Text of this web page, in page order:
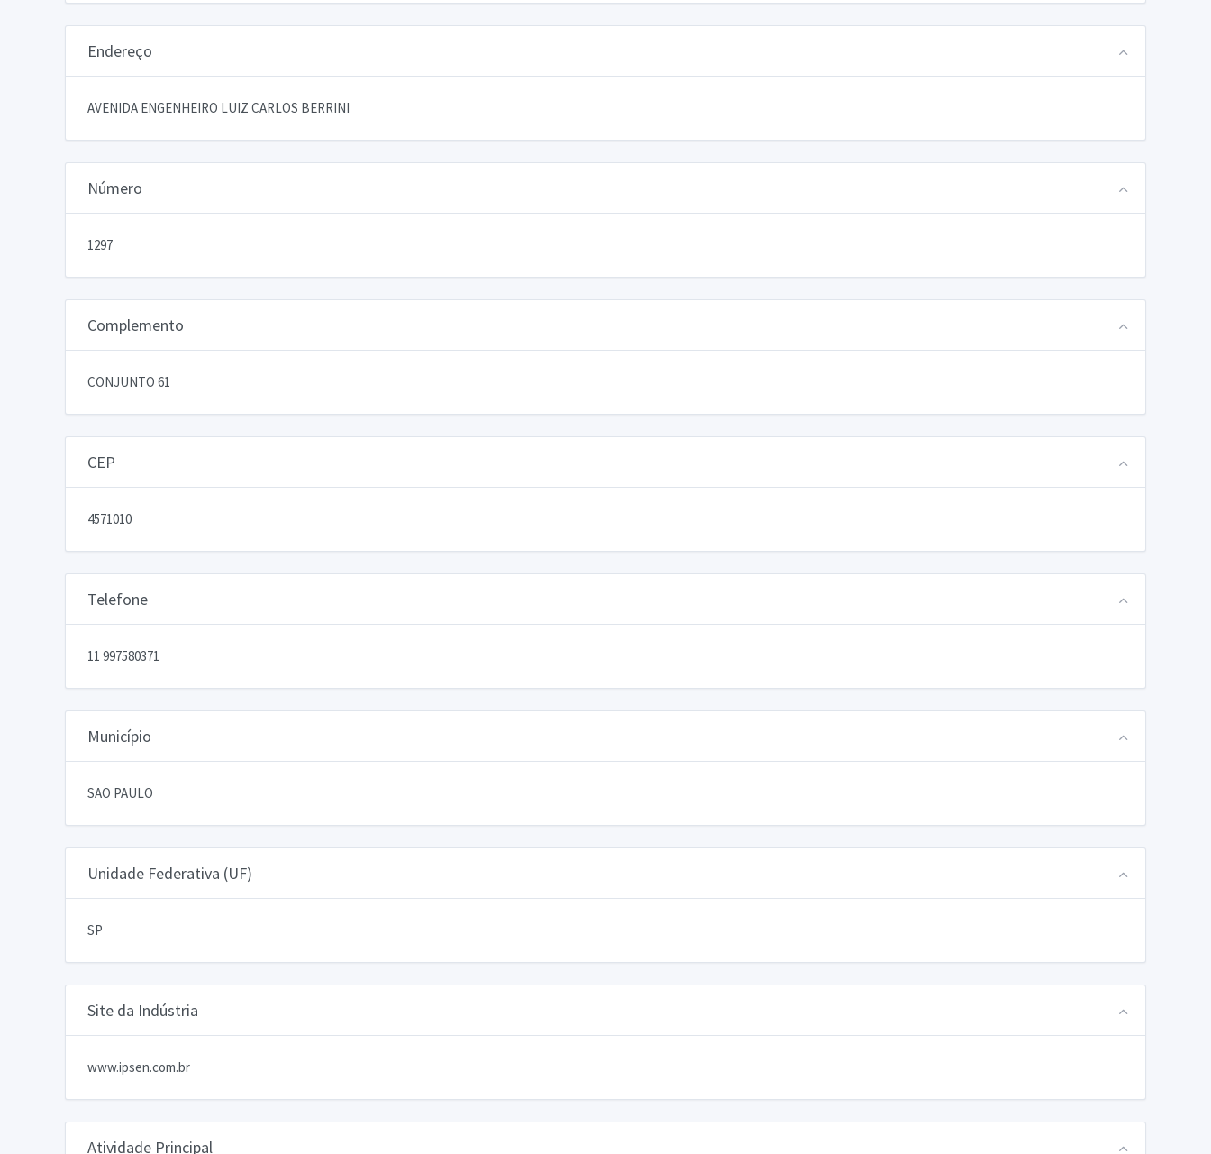
Endereço
AVENIDA ENGENHEIRO LUIZ CARLOS BERRINI
Número
1297
Complemento
CONJUNTO 61
CEP
4571010
Telefone
11 997580371
Município
SAO PAULO
Unidade Federativa (UF)
SP
Site da Indústria
www.ipsen.com.br
Atividade Principal